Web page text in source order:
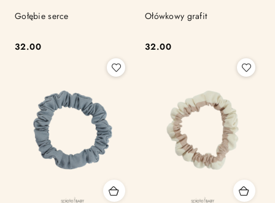
Gołębie serce
Cena:
32.00
Ołówkowy grafit
Cena:
32.00